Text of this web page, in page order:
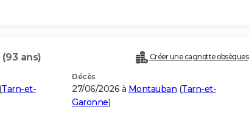
(93 ans) Créer une cagnotte obsèques
(Tarn-et-
Décès
27/06/2026 à Montauban (Tarn-et-
Garonne)